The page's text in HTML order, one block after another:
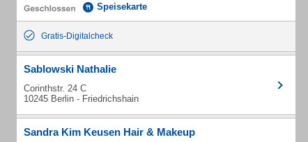
Speisekarte
Gratis-Digitalcheck
Sablowski Nathalie
Corinthstr. 24 C
10245 Berlin - Friedrichshain
Sandra Kim Keusen Hair & Makeup